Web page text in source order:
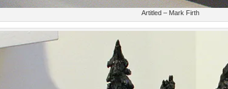
Artitled – Mark Firth